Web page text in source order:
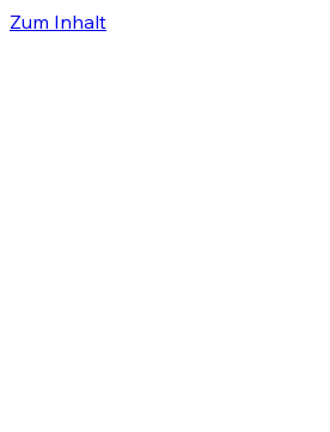
Zum Inhalt